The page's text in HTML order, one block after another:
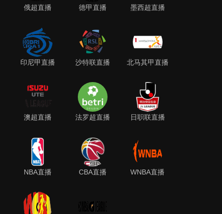
俄超直播 德甲直播 墨西超直播
印尼甲直播 沙特联直播 北马其甲直播
澳超直播 法罗超直播 日职联直播
NBA直播 CBA直播 WNBA直播